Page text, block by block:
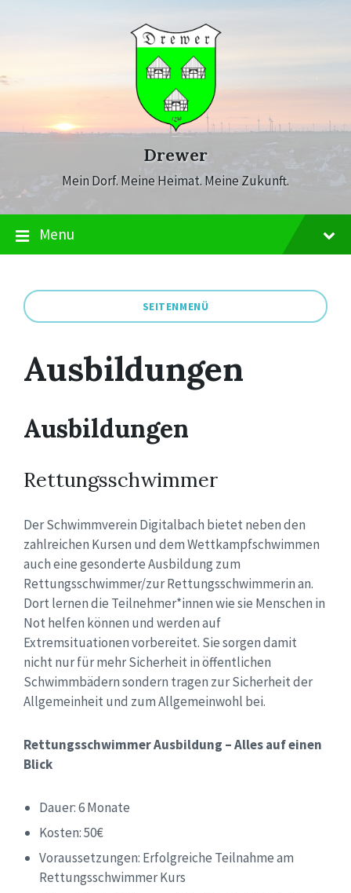
Drewer
Mein Dorf. Meine Heimat. Meine Zukunft.
Menu
SEITENMENÜ
Ausbildungen
Ausbildungen
Rettungsschwimmer
Der Schwimmverein Digitalbach bietet neben den
zahlreichen Kursen und dem Wettkampfschwimmen
auch eine gesonderte Ausbildung zum
Rettungsschwimmer/zur Rettungsschwimmerin an.
Dort lernen die Teilnehmer*innen wie sie Menschen in
Not helfen können und werden auf
Extremsituationen vorbereitet. Sie sorgen damit
nicht nur für mehr Sicherheit in öffentlichen
Schwimmbädern sondern tragen zur Sicherheit der
Allgemeinheit und zum Allgemeinwohl bei.
Rettungsschwimmer Ausbildung – Alles auf einen
Blick
Dauer: 6 Monate
Kosten: 50€
Voraussetzungen: Erfolgreiche Teilnahme am
Rettungsschwimmer Kurs